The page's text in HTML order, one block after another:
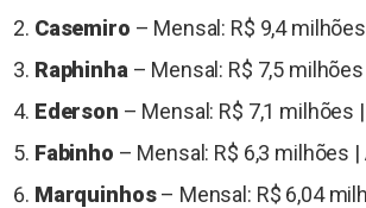
Casemiro – Mensal: R$ 9,4
Raphinha – Mensal: R$ 7,5
Ederson – Mensal: R$ 7,1 milhões
Fabinho – Mensal: R$ 6,3 milhões
Marquinhos– Mensal: R$ 6,04